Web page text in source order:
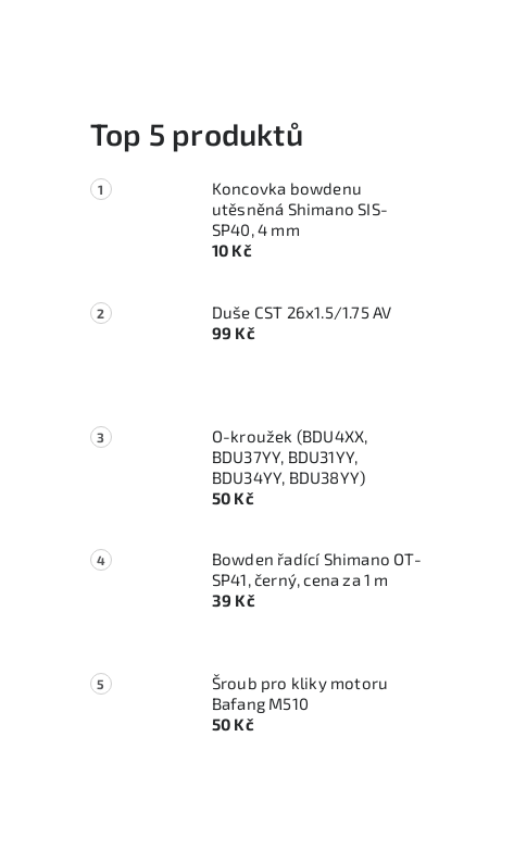
Top 5 produktů
Koncovka bowdenu
utěsněná Shimano SIS-
SP40, 4 mm
10 Kč
Duše CST 26x1.5/1.75 AV
99 Kč
O-kroužek (BDU4XX,
BDU37YY, BDU31YY,
BDU34YY, BDU38YY)
50 Kč
Bowden řadící Shimano OT-
SP41, černý, cena za 1 m
39 Kč
Šroub pro kliky motoru
Bafang M510
50 Kč